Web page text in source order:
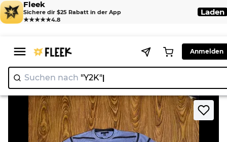
Fleek
Sichere dir $25 Rabatt in der App
★★★★★4.8
Laden
Anmelden
Suchen nach "Y2K"|
Home > Knitwear > Tommy Hilfiger Pullover